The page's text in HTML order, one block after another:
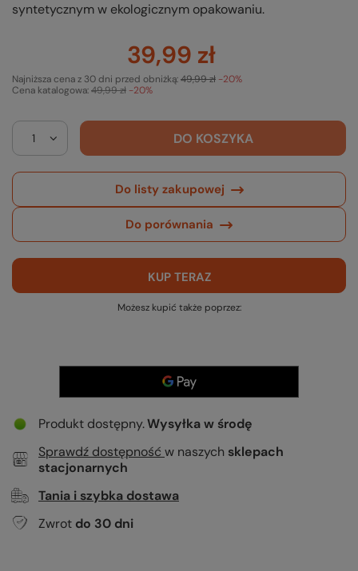
syntetycznym w ekologicznym opakowaniu.
39,99 zł
Cena katalogowa:49,99 zł -20%
Najniższa cena z 30 dni przed obniżką:49,99 zł -20%
DO KOSZYKA
Do listy zakupowej
Do porównania
KUP TERAZ
Możesz kupić także poprzez:
Produkt dostępny Wysyłkaw środę
Sprawdź dostępność w naszych sklepach
stacjonarnych
Tania i szybka dostawa
Zwrot do 30 dni